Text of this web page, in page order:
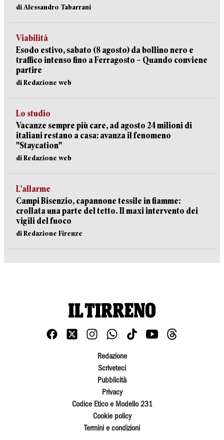
di Alessandro Tabarrani
Viabilità
Esodo estivo, sabato (8 agosto) da bollino nero e
traffico intenso fino a Ferragosto – Quando conviene
partire
di Redazione web
Lo studio
Vacanze sempre più care, ad agosto 24 milioni di
italiani restano a casa: avanza il fenomeno
"Staycation"
di Redazione web
L’allarme
Campi Bisenzio, capannone tessile in fiamme:
crollata una parte del tetto. Il maxi intervento dei
vigili del fuoco
di Redazione Firenze
Redazione
Scriveteci
Pubblicità
Privacy
Codice Etico e Modello 231
Cookie policy
Termini e condizioni